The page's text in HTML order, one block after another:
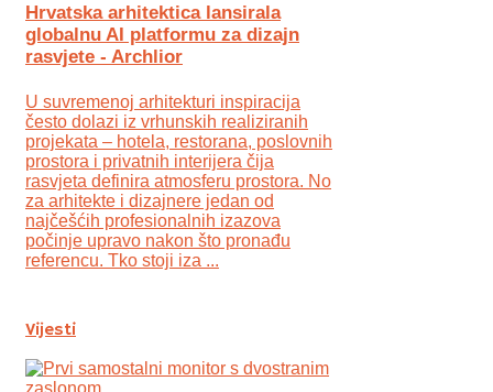
Hrvatska arhitektica lansirala
globalnu AI platformu za dizajn
rasvjete - Archlior
U suvremenoj arhitekturi inspiracija
često dolazi iz vrhunskih realiziranih
projekata – hotela, restorana, poslovnih
prostora i privatnih interijera čija
rasvjeta definira atmosferu prostora. No
za arhitekte i dizajnere jedan od
najčešćih profesionalnih izazova
počinje upravo nakon što pronađu
referencu. Tko stoji iza ...
Vijesti